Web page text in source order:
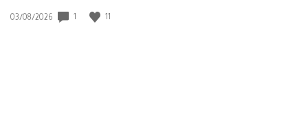
Date
03/08/2026 1 11